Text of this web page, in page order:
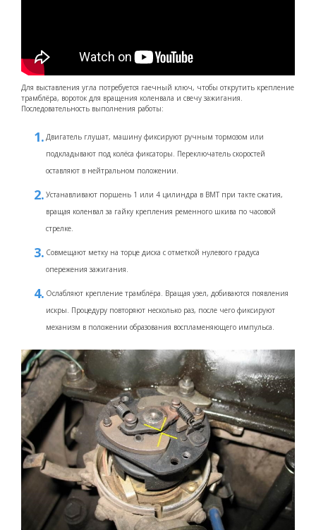
Для выставления угла потребуется гаечный ключ, чтобы открутить крепление
трамблёра, вороток для вращения коленвала и свечу зажигания.
Последовательность выполнения работы:
Двигатель глушат, машину фиксируют ручным тормозом или
подкладывают под колёса фиксаторы. Переключатель скоростей
оставляют в нейтральном положении.
Устанавливают поршень 1 или 4 цилиндра в ВМТ при такте сжатия,
вращая коленвал за гайку крепления ременного шкива по часовой
стрелке.
Совмещают метку на торце диска с отметкой нулевого градуса
опережения зажигания.
Ослабляют крепление трамблёра. Вращая узел, добиваются появления
искры. Процедуру повторяют несколько раз, после чего фиксируют
механизм в положении образования воспламеняющего импульса.